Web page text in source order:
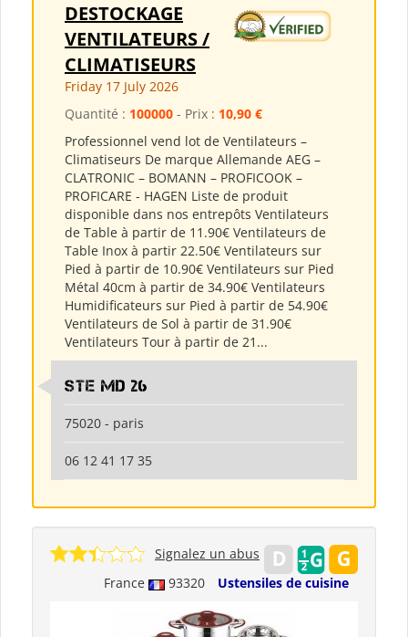
DESTOCKAGE
VENTILATEURS /
CLIMATISEURS
Friday 17 July 2026
Quantité : 100000 - Prix : 10,90 €
Professionnel vend lot de Ventilateurs –
Climatiseurs De marque Allemande AEG –
CLATRONIC – BOMANN – PROFICOOK –
PROFICARE - HAGEN Liste de produit
disponible dans nos entrepôts Ventilateurs
de Table à partir de 11.90€ Ventilateurs de
Table Inox à partir 22.50€ Ventilateurs sur
Pied à partir de 10.90€ Ventilateurs sur Pied
Métal 40cm à partir de 34.90€ Ventilateurs
Humidificateurs sur Pied à partir de 54.90€
Ventilateurs de Sol à partir de 31.90€
Ventilateurs Tour à partir de 21...
Ste md 26
75020 - paris
06 12 41 17 35
France 93320 Ustensiles de cuisine
Signalez un abus